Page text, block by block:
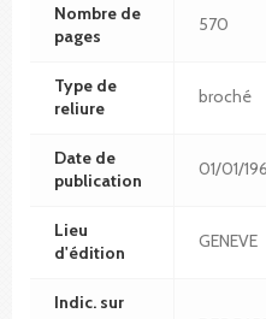
Nombre de
pages
570
Type de
reliure
broché
Date de
publication
01/01/
Lieu
d'édition
GENEVE
Indic. sur